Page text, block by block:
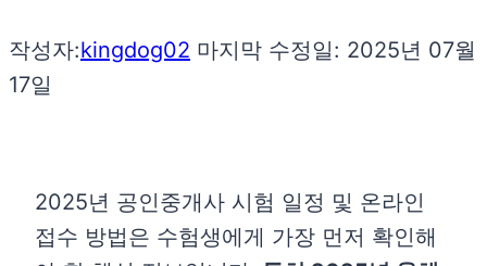
작성자:kingdog02 마지막 수정일: 2025년 07월
17일
2025년 공인중개사 시험 일정 및 온라인
접수 방법은 수험생에게 가장 먼저 확인해